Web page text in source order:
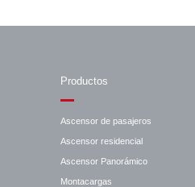
Productos
Ascensor de pasajeros
Ascensor residencial
Ascensor Panorámico
Montacargas